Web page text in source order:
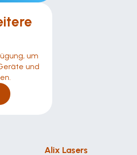
um
und
Alix Lasers